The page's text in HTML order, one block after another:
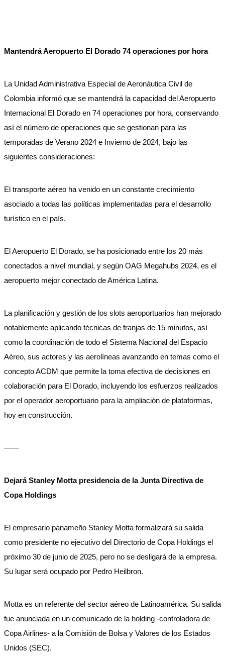
Mantendrá Aeropuerto El Dorado 74 operaciones por hora
La Unidad Administrativa Especial de Aeronáutica Civil de
Colombia informó que se mantendrá la capacidad del Aeropuerto
Internacional El Dorado en 74 operaciones por hora, conservando
así el número de operaciones que se gestionan para las
temporadas de Verano 2024 e Invierno de 2024, bajo las
siguientes consideraciones:
El transporte aéreo ha venido en un constante crecimiento
asociado a todas las políticas implementadas para el desarrollo
turístico en el país.
El Aeropuerto El Dorado, se ha posicionado entre los 20 más
conectados a nivel mundial, y según OAG Megahubs 2024, es el
aeropuerto mejor conectado de América Latina.
La planificación y gestión de los slots aeroportuarios han mejorado
notablemente aplicando técnicas de franjas de 15 minutos, así
como la coordinación de todo el Sistema Nacional del Espacio
Aéreo, sus actores y las aerolíneas avanzando en temas como el
concepto ACDM que permite la toma efectiva de decisiones en
colaboración para El Dorado, incluyendo los esfuerzos realizados
por el operador aeroportuario para la ampliación de plataformas,
hoy en construcción.
——
Dejará Stanley Motta presidencia de la Junta Directiva de
Copa Holdings
El empresario panameño Stanley Motta formalizará su salida
como presidente no ejecutivo del Directorio de Copa Holdings el
próximo 30 de junio de 2025, pero no se desligará de la empresa.
Su lugar será ocupado por Pedro Heilbron.
Motta es un referente del sector aéreo de Latinoamérica. Su salida
fue anunciada en un comunicado de la holding -controladora de
Copa Airlines- a la Comisión de Bolsa y Valores de los Estados
Unidos (SEC).